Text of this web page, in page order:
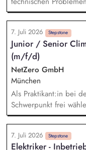
Energielösungen –
vor Ort. Installation
Kundenstandorten
und geltenden
Inbetriebnahmen,
Schulung des
Wartung und
7. Juli 2026 Stepstone
Junior / Senior
(m/f/d)
NetZero GmbH
München
Als Praktikant:in bei
Schwerpunkt frei
gestalten. Je nach
Junior- und Senior-Praktika an. - Praktikum
beraten,
7. Juli 2026 Stepstone
Elektriker -